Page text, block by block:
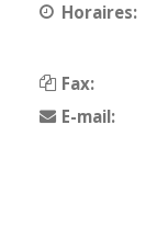
Horaires:
Fax:
E-mail: